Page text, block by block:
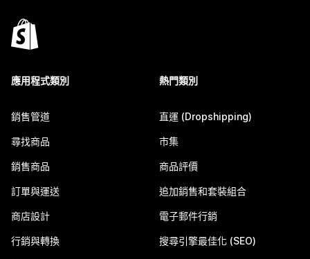
應用程式類別
銷售管道
尋找商品
銷售商品
訂單與運送
商店設計
行銷與轉換
熱門類別
直運 (Dropshipping)
市集
商品評價
追加銷售和套裝組合
電子郵件行銷
搜尋引擎最佳化 (SEO)